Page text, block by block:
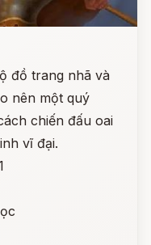
đồ trang nhã và
nên một quý
chiến đấu oai
vĩ đại.